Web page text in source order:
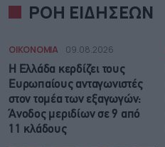
ΡΟΗ ΕΙΔΗΣΕΩΝ
ΟΙΚΟΝΟΜΙΑ 09.08.2026
Η Ελλάδα κερδίζει τους
Ευρωπαίους ανταγωνιστές
στον τομέα των εξαγωγών:
Άνοδος μεριδίων σε 9 από
11 κλάδους